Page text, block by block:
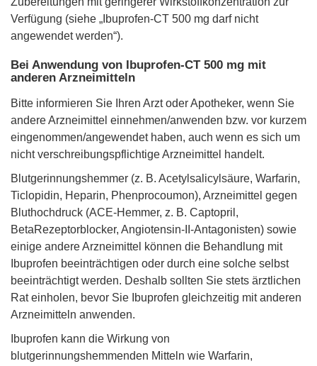
Verfügung (siehe „Ibuprofen-CT 500 mg darf nicht
angewendet werden“).
Bei Anwendung von Ibuprofen-CT 500 mg mit
anderen Arzneimitteln
Bitte informieren Sie Ihren Arzt oder Apotheker, wenn Sie
andere Arzneimittel einnehmen/anwenden bzw. vor kurzem
eingenommen/angewendet haben, auch wenn es sich um
nicht verschreibungspflichtige Arzneimittel handelt.
Blutgerinnungshemmer (z. B. Acetylsalicylsäure, Warfarin,
Ticlopidin, Heparin, Phenprocoumon), Arzneimittel gegen
Bluthochdruck (ACE-Hemmer, z. B. Captopril,
BetaRezeptorblocker, Angiotensin-II-Antagonisten) sowie
einige andere Arzneimittel können die Behandlung mit
Ibuprofen beeinträchtigen oder durch eine solche selbst
beeinträchtigt werden. Deshalb sollten Sie stets ärztlichen
Rat einholen, bevor Sie Ibuprofen gleichzeitig mit anderen
Arzneimitteln anwenden.
Ibuprofen kann die Wirkung von
blutgerinnungshemmenden Mitteln wie Warfarin,